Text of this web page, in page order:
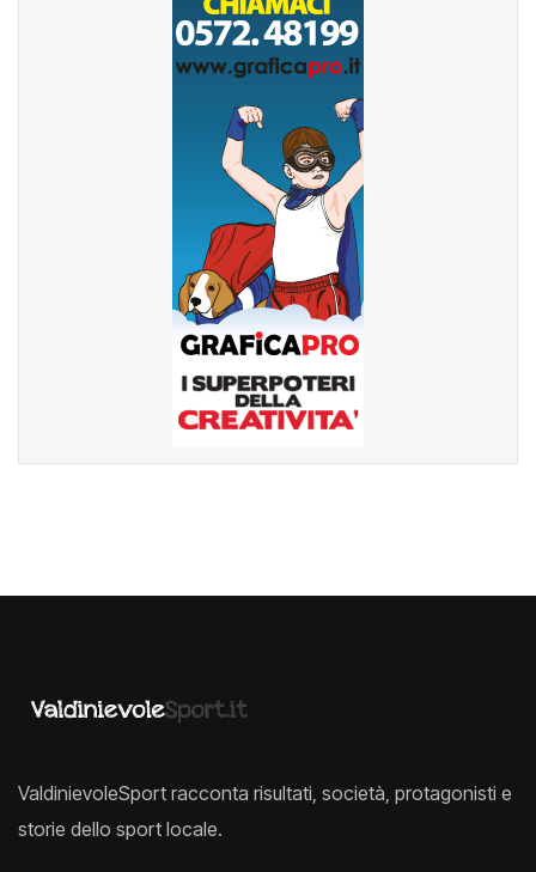
ValdinievoleSport racconta risultati, società, protagonisti e
storie dello sport locale.